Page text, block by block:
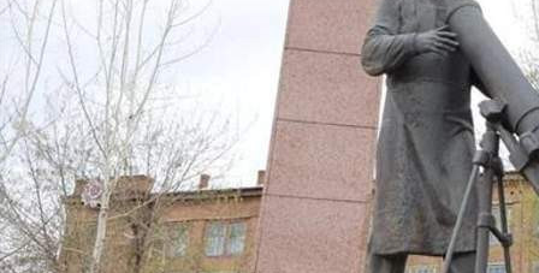
Общество
08.05.2026 10:41704